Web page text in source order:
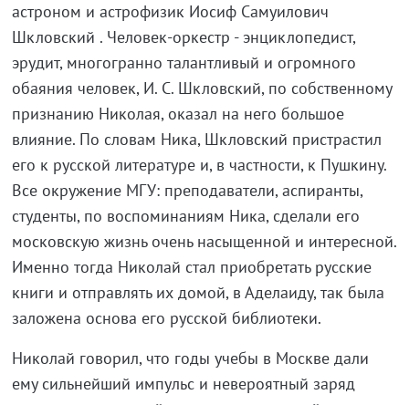
астроном и астрофизик Иосиф Самуилович
Шкловский . Человек-оркестр - энциклопедист,
эрудит, многогранно талантливый и огромного
обаяния человек, И. С. Шкловский, по собственному
признанию Николая, оказал на него большое
влияние. По словам Ника, Шкловский пристрастил
его к русской литературе и, в частности, к Пушкину.
Все окружение МГУ: преподаватели, аспиранты,
студенты, по воспоминаниям Ника, сделали его
московскую жизнь очень насыщенной и интересной.
Именно тогда Николай стал приобретать русские
книги и отправлять их домой, в Аделаиду, так была
заложена основа его русской библиотеки.
Николай говорил, что годы учебы в Москве дали
ему сильнейший импульс и невероятный заряд